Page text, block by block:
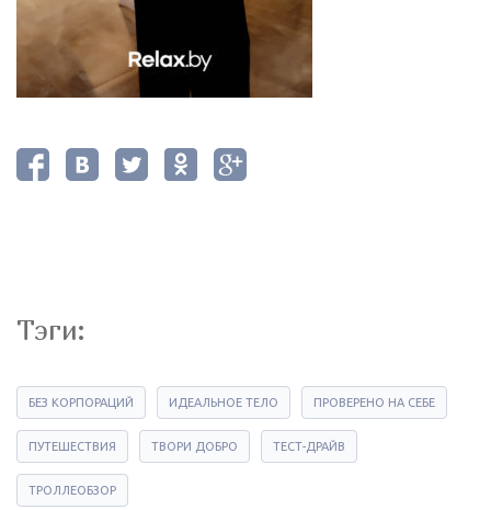
Тэги:
БЕЗ КОРПОРАЦИЙ ИДЕАЛЬНОЕ ТЕЛО ПРОВЕРЕНО НА СЕБЕ
ПУТЕШЕСТВИЯ ТВОРИ ДОБРО ТЕСТ-ДРАЙВ
ТРОЛЛЕОБЗОР